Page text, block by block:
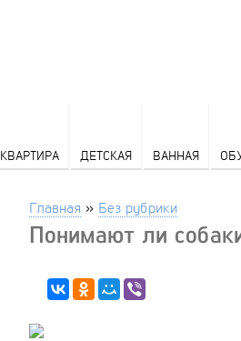
КВАРТИРА ДЕТСКАЯ ВАННАЯ
Главная » Без рубрики
Понимают ли